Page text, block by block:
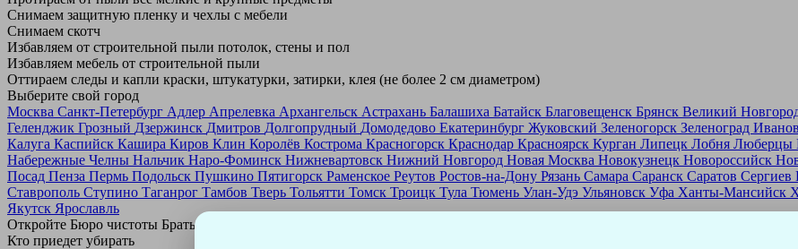
Снимаем защитную пленку и чехлы с мебели
Снимаем скотч
Избавляем от строительной пыли потолок, стены и пол
Избавляем мебель от строительной пыли
Оттираем следы и капли краски, штукатурки, затирки, клея (не более 2 см диаметром)
Выберите свой город
Москва Санкт-Петербург Адлер Апрелевка Архангельск Астрахань Балашиха Батайск Благовещенск Брянск Великий
Геленджик Грозный Дзержинск Дмитров Долгопрудный Домодедово Екатеринбург Жуковский Зеленогорск Зеленоград
Калуга Каспийск Кашира Киров Клин Королёв Кострома Красногорск Краснодар Красноярск Курган Липецк Лобня Люберцы
Набережные Челны Нальчик Наро-Фоминск Нижневартовск Нижний Новгород Новая Москва Новокузнецк Новороссийск
Посад Пенза Пермь Подольск Пушкино Пятигорск Раменское Реутов Ростов-на-Дону Рязань Самара Саранск Саратов Сергиев
Ставрополь Ступино Таганрог Тамбов Тверь Тольятти Томск Троицк Тула Тюмень Улан-Удэ Ульяновск Уфа Ханты-Мансийск
Якутск Ярославль
Откройте Бюро чистоты Братьев Чистовых в своем городе по
Кто приедет убирать